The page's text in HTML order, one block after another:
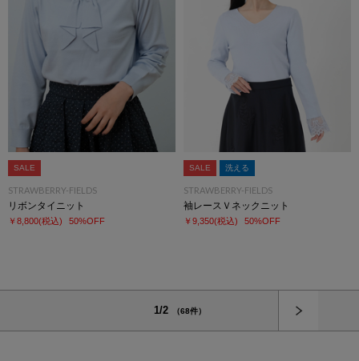
SALE
STRAWBERRY-FIELDS
リボンタイニット
￥8,800(税込) 50%OFF
SALE 洗える
STRAWBERRY-FIELDS
袖レースＶネックニット
￥9,350(税込) 50%OFF
1/2 （68件）